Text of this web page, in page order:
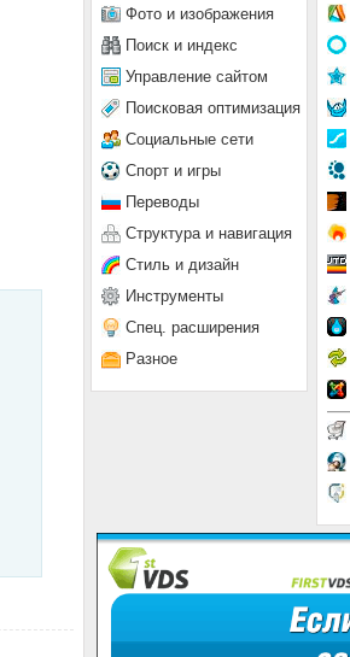
Фото и изображения
Поиск и индекс
Управление сайтом
Поисковая оптимизация
Социальные сети
Спорт и игры
Переводы
Структура и навигация
Стиль и дизайн
Инструменты
Спец. расширения
Разное